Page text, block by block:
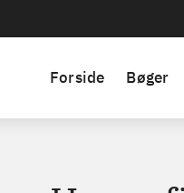
Forside Bøger